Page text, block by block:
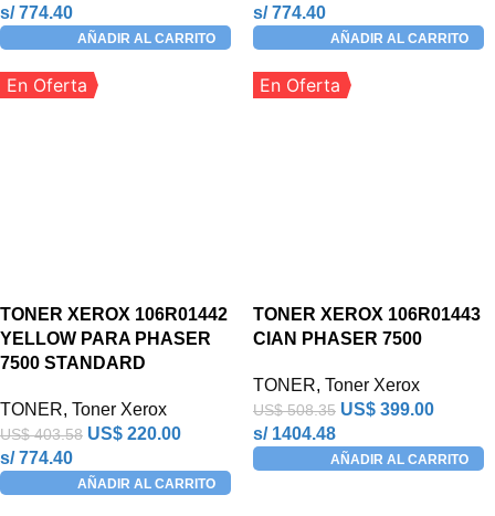
s/ 774.40
AÑADIR AL CARRITO
s/ 774.40
AÑADIR AL CARRITO
En Oferta
TONER XEROX 106R01442
YELLOW PARA PHASER
7500 STANDARD
TONER, Toner Xerox
US$403.58 US$ 220.00
s/ 774.40
AÑADIR AL CARRITO
En Oferta
TONER XEROX 106R01443
CIAN PHASER 7500
TONER, Toner Xerox
US$508.35 US$ 399.00
s/ 1404.48
AÑADIR AL CARRITO